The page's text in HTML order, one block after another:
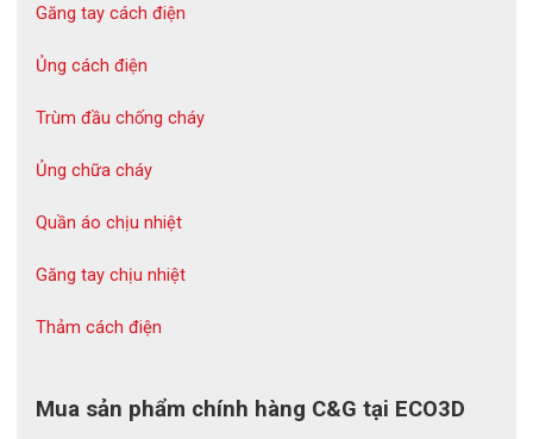
Hotline: 0979.775.160
Fanpage:
Găng tay cách điện
Ủng cách điện
Trùm đầu chống cháy
Ủng chữa cháy
Quần áo chịu nhiệt
Găng tay chịu nhiệt
Thảm cách điện
Mua sản phẩm chính hàng C&G tại ECO3D